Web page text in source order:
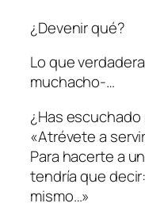
¿Devenir qué?
Lo que
muchacho-…
¿Has
«Atrévete a
Para hacerte a
tendría que
mismo…»